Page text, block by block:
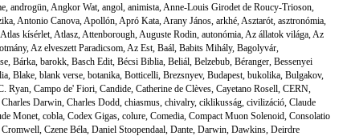
, androgün,Angkor Wat, angol, animista,Anne-Louis Girodet de Roucy-Trioson,
,Antonio Canova,Apollón,Apró Kata,Arany János, arkhé,Asztarót, asztronómia,
Atlas kísérlet,Atlasz,Attenborough,Auguste Rodin, autonómia,Az állatok világa,Az
,Az elveszett Paradicsom,Az Est, Baál, Babits Mihály, Bagolyvár,
, Bárka, barokk, Basch Edit, Bécsi Biblia, Beliál, Belzebub, Béranger, Bessenyei
, Blake, blank verse, botanika, Botticelli, Brezsnyev, Budapest, bukolika, Bulgakov,
Ryan, Campo de' Fiori, Candide, Catherine de Clèves, Cayetano Rosell, CERN,
Charles Darwin, Charles Dodd, chiasmus, chivalry, ciklikusság, civilizáció, Claude
Monet, cobla, Codex Gigas, colure, Comedia, Compact Muon Solenoid, Consolatio
Cromwell, Czene Béla, Daniel Stoopendaal, Dante, Darwin, Dawkins, Deirdre